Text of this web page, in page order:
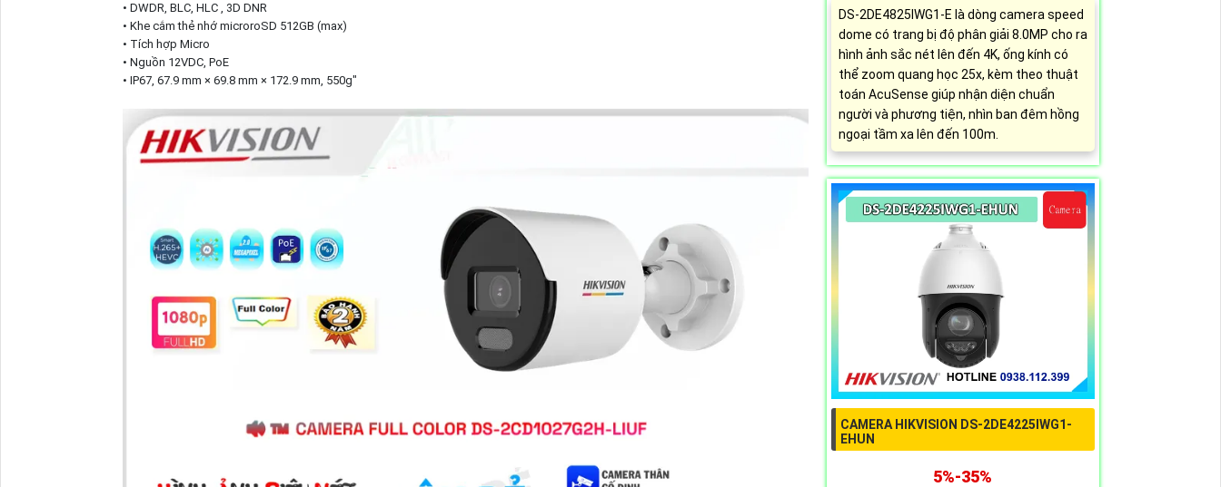
• DWDR, BLC, HLC , 3D DNR
• Khe cắm thẻ nhớ microroSD 512GB (max)
• Tích hợp Micro
• Nguồn 12VDC, PoE
• IP67, 67.9 mm × 69.8 mm × 172.9 mm, 550g"
DS-2DE4825IWG1-E là dòng camera speed
dome có trang bị độ phân giải 8.0MP cho ra
hình ảnh sắc nét lên đến 4K, ống kính có
thể zoom quang học 25x, kèm theo thuật
toán AcuSense giúp nhận diện chuẩn
người và phương tiện, nhìn ban đêm hồng
ngoại tầm xa lên đến 100m.
CAMERA HIKVISION DS-2DE4225IWG1-
EHUN
5%-35%